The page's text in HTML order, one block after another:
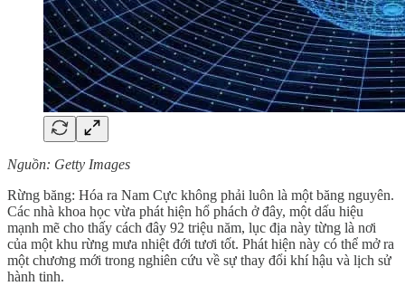
Nguồn: Getty Images
Rừng băng: Hóa ra Nam Cực không phải luôn là một băng nguyên.
Các nhà khoa học vừa phát hiện hổ phách ở đây, một dấu hiệu
mạnh mẽ cho thấy cách đây 92 triệu năm, lục địa này từng là nơi
của một khu rừng mưa nhiệt đới tươi tốt. Phát hiện này có thể mở ra
một chương mới trong nghiên cứu về sự thay đổi khí hậu và lịch sử
hành tinh.